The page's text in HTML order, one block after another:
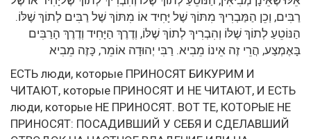
רַבִּים, וְכֵן הַמַּבְרִיךְ מִתּוֹךְ שֶׁל יָּחִיד אוֹ מִתּוֹךְ שֶׁל רַבִּים לְתוֹךְ שֶׁלּוֹ.
הַנּוֹטֵעַ לְתוֹךְ שֶׁלּוֹ וְהִבְרִיךְ לְתוֹךְ שֶׁלּוֹ, וְדֶרֶךְ הַיָּחִיד וְדֶרֶךְ הָרַבִּים
בָּאֶמְצַע, הֲרֵי זֶה אֵינוֹ מֵבִיא. רַבִּי יְהוּדָה אוֹמֵר, כָּזֶה מֵבִיא
ЕСТЬ люди, которые ПРИНОСЯТ БИКУРИМ И
ЧИТАЮТ, которые ПРИНОСЯТ И НЕ ЧИТАЮТ, И ЕСТЬ
люди, которые НЕ ПРИНОСЯТ. ВОТ ТЕ, КОТОРЫЕ НЕ
ПРИНОСЯТ: ПОСАДИВШИЙ У СЕБЯ И СДЕЛАВШИЙ